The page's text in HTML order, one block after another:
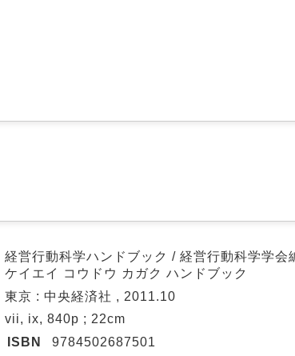
経営行動科学ハンドブック / 経営行動科学学会
ケイエイ コウドウ カガク ハンドブック
東京 : 中央経済社 , 2011.10
vii, ix, 840p ; 22cm
ISBN
9784502687501